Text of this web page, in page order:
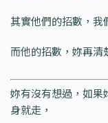
其實他們的招數，我
而他的招數，妳再清
妳有沒有想過，如果
身就走，